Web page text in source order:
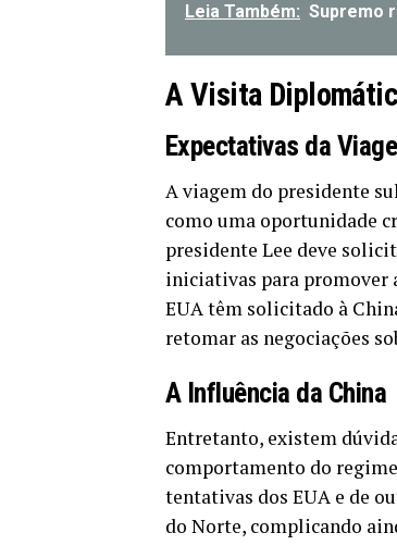
Leia Também: Supremo
A Visita
Expectativas da
A viagem do presidente
como uma oportunidade
presidente Lee deve
iniciativas para promover
EUA têm solicitado à
retomar as negociações
A Influência da China
Entretanto, existem
comportamento do
tentativas dos EUA e de
do Norte, complicando